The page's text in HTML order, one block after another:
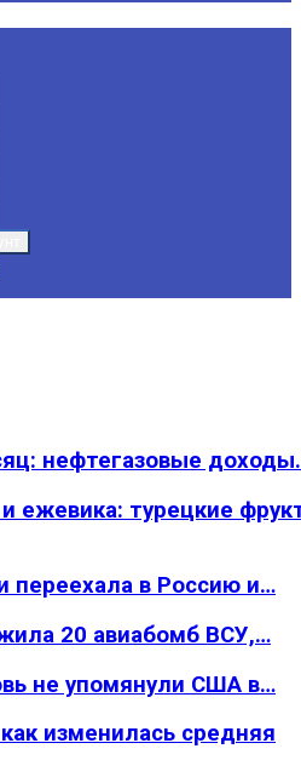
нефтегазовые
ежевика: турецкие
переехала в Россию и…
20 авиабомб ВСУ,…
не упомянули США в…
изменилась средняя